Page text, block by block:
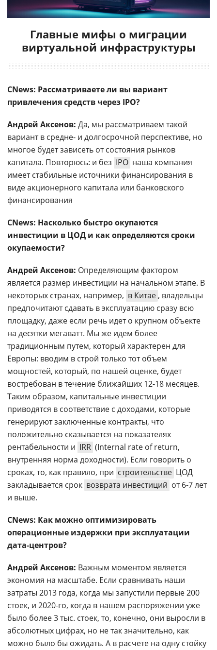
Главные мифы о миграции
виртуальной инфраструктуры
CNews: Рассматриваете ли вы вариант
привлечения средств через IPO?
Андрей Аксенов: Да, мы рассматриваем такой
вариант в средне- и долгосрочной перспективе, но
многое будет зависеть от состояния рынков
капитала. Повторюсь: и без IPO наша компания
имеет стабильные источники финансирования в
виде акционерного капитала или банковского
финансирования
CNews: Насколько быстро окупаются
инвестиции в ЦОД и как определяются сроки
окупаемости?
Андрей Аксенов: Определяющим фактором
является размер инвестиции на начальном этапе. В
некоторых странах, например, в Китае , владельцы
предпочитают сдавать в эксплуатацию сразу всю
площадку, даже если речь идет о крупном объекте
на десятки мегаватт. Мы же идем более
традиционным путем, который характерен для
Европы: вводим в строй только тот объем
мощностей, который, по нашей оценке, будет
востребован в течение ближайших 12-18 месяцев.
Таким образом, капитальные инвестиции
приводятся в соответствие с доходами, которые
генерируют заключенные контракты, что
положительно сказывается на показателях
рентабельности и IRR (Internal rate of return,
внутренняя норма доходности). Если говорить о
сроках, то, как правило, при строительстве ЦОД
закладывается срок возврата инвестиций от 6-7 лет
и выше.
CNews: Как можно оптимизировать
операционные издержки при эксплуатации
дата-центров?
Андрей Аксенов: Важным моментом является
экономия на масштабе. Если сравнивать наши
затраты 2013 года, когда мы запустили первые 200
стоек, и 2020-го, когда в нашем распоряжении уже
было более 3 тыс. стоек, то, конечно, они выросли в
абсолютных цифрах, но не так значительно, как
можно было бы ожидать. А в расчете на одну стойку